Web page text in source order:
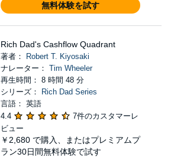
無料体験を試す
Rich Dad's Cashflow Quadrant
著者：
Robert T. Kiyosaki
ナレーター： Tim Wheeler
再生時間： 8 時間 48 分
シリーズ：
Rich Dad Series
言語： 英語
4.4
7件のカスタマーレ
ビュー
￥2,680 で購入、またはプレミアムプ
ラン30日間無料体験で試す